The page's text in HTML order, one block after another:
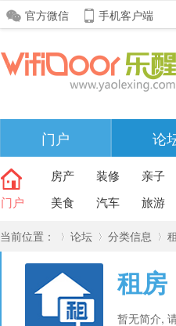
官方微信 手机客户端
门户 论
门户
房产 装修 亲子
美食
汽车 旅游
当前位置：
»
论坛
›
分类信息
租房
暂无简介,